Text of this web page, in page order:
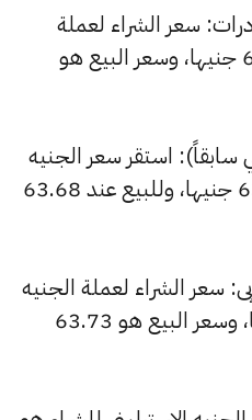
سعر الشراء لعملة
الجنيه الاسترليني هو 63.09 جنيها، وسعر البيع هو
سابقاً): استقر سعر الجنيه
الاسترليني للشراء عند 63.09 جنيها، وللبيع عند 63.68
سعر الشراء لعملة الجنيه
الاسترليني هو 63.37 جنيها، وسعر البيع هو 63.73